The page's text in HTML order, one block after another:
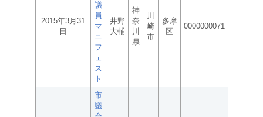
2015年3月31
日
議
員
マ
ニ
フ
ェ
ス
ト
井野
大輔
神
奈
川
県
川
崎
市
多摩
区
0000000071
市
議